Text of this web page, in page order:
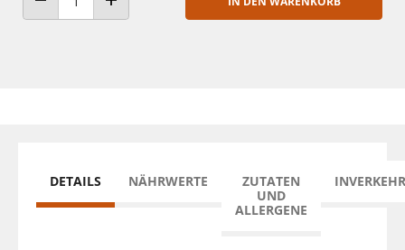
ANZAHL VERRINGERNANZAHL ERHÖHEN
DETAILS NÄHRWERTE
ZUTATEN
UND
ALLERGENE